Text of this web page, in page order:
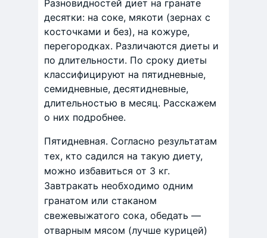
Разновидностей диет на гранате
десятки: на соке, мякоти (зернах с
косточками и без), на кожуре,
перегородках. Различаются диеты и
по длительности. По сроку диеты
классифицируют на пятидневные,
семидневные, десятидневные,
длительностью в месяц. Расскажем
о них подробнее.
Пятидневная. Согласно результатам
тех, кто садился на такую диету,
можно избавиться от 3 кг.
Завтракать необходимо одним
гранатом или стаканом
свежевыжатого сока, обедать —
отварным мясом (лучше курицей)